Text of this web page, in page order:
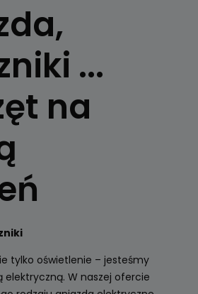
...
na
tylko oświetlenie – jesteśmy
elektryczną. W naszej ofercie